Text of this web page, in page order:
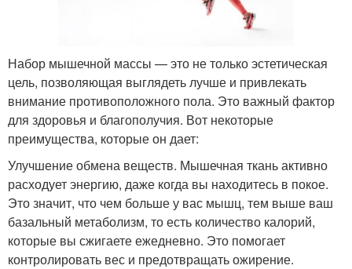
Набор мышечной массы — это не только эстетическая
цель, позволяющая выглядеть лучше и привлекать
внимание противоположного пола. Это важный фактор
для здоровья и благополучия. Вот некоторые
преимущества, которые он дает:
Улучшение обмена веществ. Мышечная ткань активно
расходует энергию, даже когда вы находитесь в покое.
Это значит, что чем больше у вас мышц, тем выше ваш
базальный метаболизм, то есть количество калорий,
которые вы сжигаете ежедневно. Это помогает
контролировать вес и предотвращать ожирение.